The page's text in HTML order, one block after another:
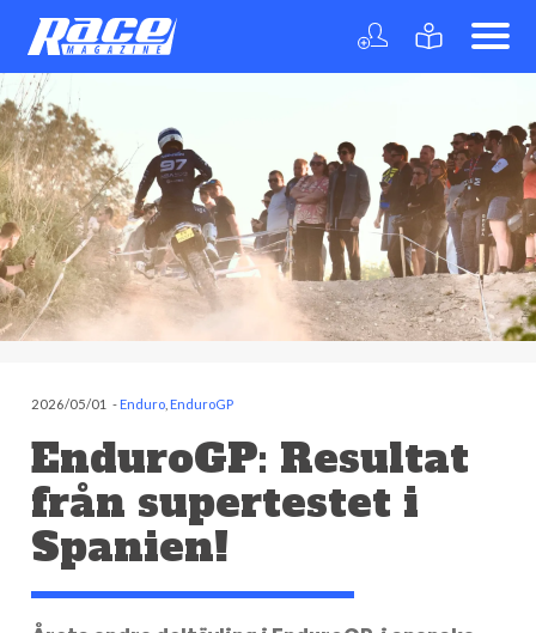
2026/05/01 -Enduro EnduroGP
EnduroGP: Resultat
från supertestet i
Spanien!